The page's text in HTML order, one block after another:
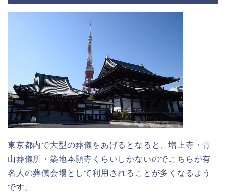
東京都内で大型の葬儀をあげるとなると、増上寺・青
山葬儀所・築地本願寺くらいしかないのでこちらが有
名人の葬儀会場として利用されることが多くなるよう
です。